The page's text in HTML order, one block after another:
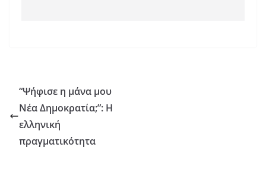
“Ψήφισε η μάνα μου
Νέα Δημοκρατία;”: Η
ελληνική
πραγματικότητα